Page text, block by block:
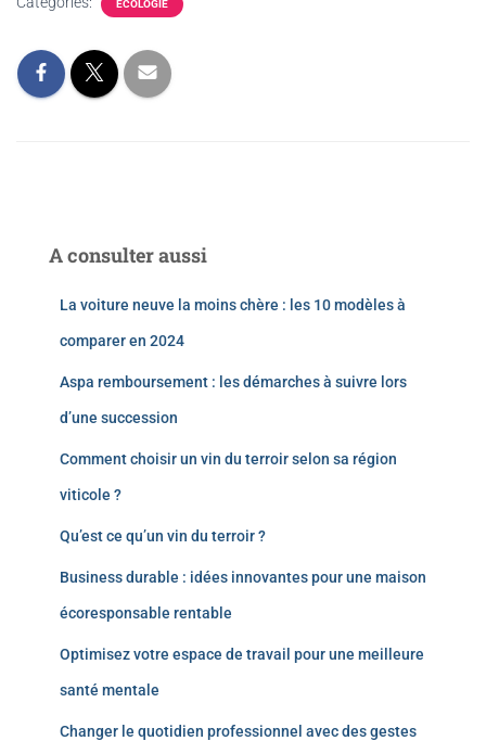
ECOLOGIE
A consulter aussi
La voiture neuve la moins chère : les 10 modèles à
comparer en 2024
Aspa remboursement : les démarches à suivre lors
d’une succession
Comment choisir un vin du terroir selon sa région
viticole ?
Qu’est ce qu’un vin du terroir ?
Business durable : idées innovantes pour une maison
écoresponsable rentable
Optimisez votre espace de travail pour une meilleure
santé mentale
Changer le quotidien professionnel avec des gestes